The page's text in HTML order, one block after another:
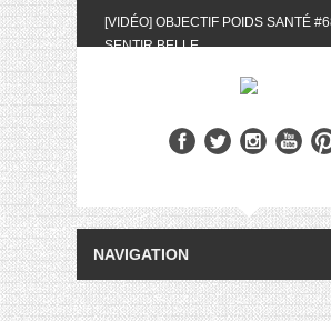
[VIDÉO] OBJECTIF POIDS SANTÉ
SENTIR BELLE
BIOTYFULL BOX DU MOIS DE MAI
[VIDÉO] QUITOQUE #10 : MEAL
CONVIVIALITÉ
[VIDÉO] UNBOXING : LES MY LITTLE
BIOTYFULL BOX DU MOIS D’AVRIL
FEAT. AKILA